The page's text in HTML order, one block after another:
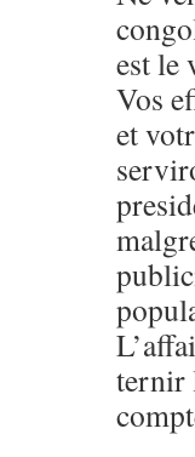
est le
Vos
et
ternir